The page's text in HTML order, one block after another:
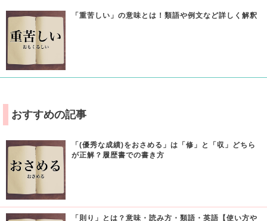
「重苦しい」の意味とは！類語や例文など詳しく解釈
おすすめの記事
「(優秀な成績)をおさめる」は「修」と「収」どちら
が正解？履歴書での書き方
「則り」とは？意味・読み方・類語・英語【使い方や